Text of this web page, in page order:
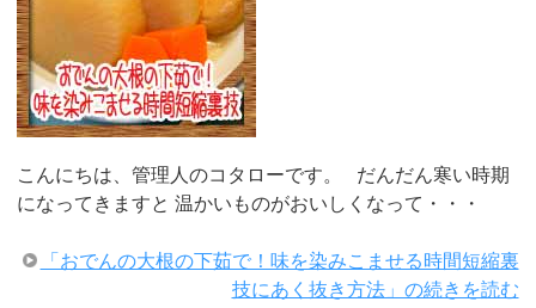
こんにちは、管理人のコタローです。 だんだん寒い時期
になってきますと 温かいものがおいしくなって・・・
「おでんの大根の下茹で！味を染みこませる時間短縮裏
技にあく抜き方法」の続きを読む